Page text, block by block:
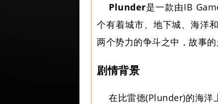
Plunder是一款由IB
个有着城市、地下城、海洋
两个势力的争斗之中，故事的
剧情背景
在比雷德(Plunder)的海洋